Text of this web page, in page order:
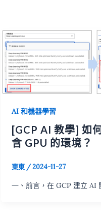
AI 和機器學習
[GCP AI 教學] 如
含 GPU 的環境？
東東 /2024-11-27
一、前言，在 GCP 建立 AI